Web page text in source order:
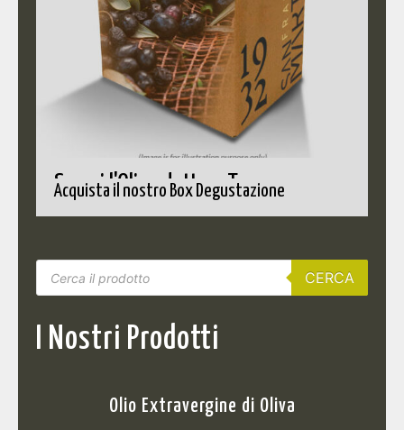
Scopri l'Olio adatto a Te
Acquista il nostro Box Degustazione
CERCA
I Nostri Prodotti
Olio Extravergine di Oliva